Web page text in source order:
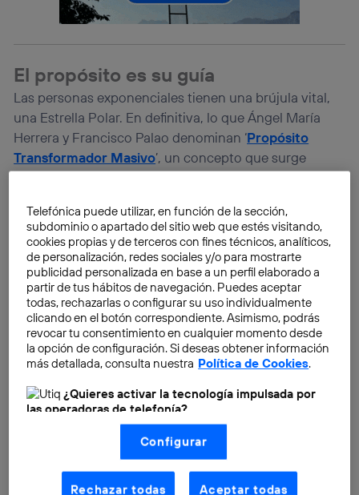
El propósito es su guía
Las personas exponenciales tienen una brújula vital,
una Estrella Polar. En definitiva, lo que Ángel María
Herrera y Francisco Palao denominan ‘Propósito
Transformador Masivo’, un concepto que surge
precisamente de las organizaciones exponenciales.
El propósito así definido tiene que ver con ellas
mismas, pero también con los demás. “Cuando una
persona define un propósito, no debería pensar
solamente en ella, sino en cómo se imagina un
mundo mejor en el futuro y qué contribución concreta
le gustaría realizar en este”, escriben estos dos
autores en su libro.
conoces, es altamente aspiracional, te permite poner
foco y te mueve a la acción. Es lo que ha dirigido los
pasos de personas tan dispares como
Thunberg, el Dalai Lama o Steve Jobs
la vida pegando tiros al aire, esperando que alguien
Telefónica puede utilizar, en función de la sección,
subdominio o apartado del sitio web que estés visitando,
cookies propias y de terceros con fines técnicos, analíticos,
de personalización, redes sociales y/o para mostrarte
publicidad personalizada en base a un perfil elaborado a
partir de tus hábitos de navegación. Puedes aceptar
todas, rechazarlas o configurar su uso individualmente
clicando en el botón correspondiente. Asimismo, podrás
revocar tu consentimiento en cualquier momento desde
la opción de configuración. Si deseas obtener información
más detallada, consulta nuestra Política de Cookies.
¿Quieres activar la tecnología impulsada por
las operadoras de telefonía?
Nosotros, Telefónica S.A., utilizamos la tecnología Utiq para
realizar nuestras acciones de marketing digital o análisis
(como se describe en este aviso de consentimiento)
basadas en tu navegación en nuestra(s) web(s)
aquí (solo cuando utilizas una conexión a
Configurar
Rechazar todas Aceptar todas